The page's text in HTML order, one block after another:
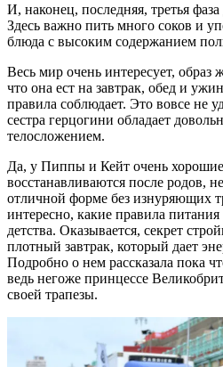
И, наконец, последняя, третья
Здесь важно пить много соков и
блюда с высоким содержанием
Весь мир очень интересует,
что она ест на завтрак, обед и
правила соблюдает. Это вовсе не
сестра герцогини обладает
телосложением.
Да, у Пиппы и Кейт очень
восстанавливаются после родов,
отличной форме без изнуряющих
интересно, какие правила
детства. Оказывается, секрет
плотный завтрак, который дает
Подробно о нем рассказала пока
ведь негоже принцессе
своей трапезы.